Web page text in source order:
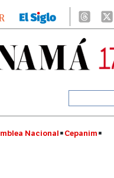
Nacional Cepanim